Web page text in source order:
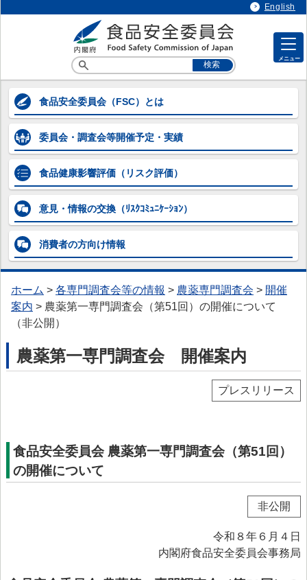
English
メニュー
各専門調査会等の情報
各専門調査会等の情報
> 企画等専門調査会
> 添加物専門調査会
> 農薬第一～第五専門調査会
> 動物用医薬品専門調査会
> 器具・容器包装専門調査会
> 汚染物質等専門調査会
> 微生物・ウイルス専門調査会
> プリオン専門調査会
> かび毒・自然毒等専門調査会
> 遺伝子組換え食品等専門調査会
> ワーキンググループ
> 以前設置していた主なワーキンググループ
> 調査事業について
食品安全委員会 （FSC）とは
委員会・調査会等開催予定・実績
食品健康影響評価 （リスク評価）
意見・情報の交換 （ﾘｽｸｺﾐｭﾆｹｰｼｮﾝ）
消費者の方向け情報
ホーム > 各専門調査会等の情報 > 農薬専門調査会 > 開催
案内 > 農薬第一専門調査会（第51回）の開催について
（非公開）
農薬第一専門調査会 開催案内
プレスリリース
食品安全委員会 農薬第一専門調査会（第51回）
の開催について
非公開
令和８年６月４日
内閣府食品安全委員会事務局